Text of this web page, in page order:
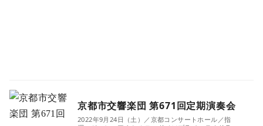
京都市交響楽団 第671回定期演奏会
2022年9月24日（土）／京都コンサートホール／指